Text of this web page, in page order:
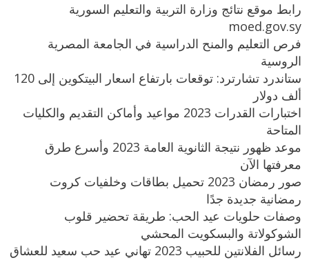
رابط موقع نتائج وزارة التربية والتعليم السورية
moed.gov.sy
فرص التعليم والمنح الدراسية في الجامعة المصرية
الروسية
ستاندرد تشارترد: توقعات بارتفاع اسعار البيتكوين إلى 120
ألف دولار
اختبارات القدرات 2023 مواعيد وأماكن التقديم والكليات
المتاحة
موعد ظهور نتيجة الثانوية العامة 2023 وأسرع طرق
معرفتها الآن
صور رمضان 2023 تحميل بطاقات وخلفيات كروت
رمضانية جديدة جدًا
وصفات حلويات عيد الحب: طريقة تحضير قلوب
الشوكولاتة والبسكويت المحشي
رسائل الفلانتين للحبيب 2023 تهاني عيد حب سعيد للعشاق